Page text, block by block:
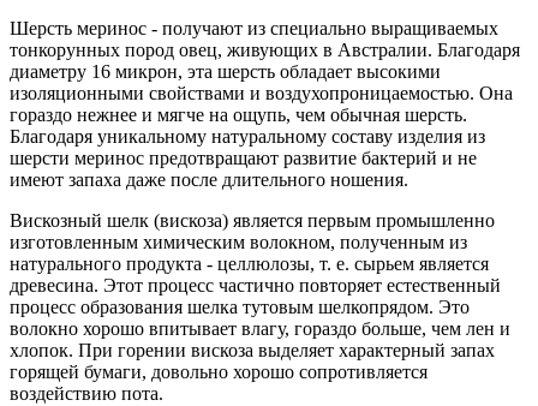
Шерсть меринос - получают из специально выращиваемых
тонкорунных пород овец, живующих в Австралии. Благодаря
диаметру 16 микрон, эта шерсть обладает высокими
изоляционными свойствами и воздухопроницаемостью. Она
гораздо нежнее и мягче на ощупь, чем обычная шерсть.
Благодаря уникальному натуральному составу изделия из
шерсти меринос предотвращают развитие бактерий и не
имеют запаха даже после длительного ношения.
Вискозный шелк (вискоза) является первым промышленно
изготовленным химическим волокном, полученным из
натурального продукта - целлюлозы, т. е. сырьем является
древесина. Этот процесс частично повторяет естественный
процесс образования шелка тутовым шелкопрядом. Это
волокно хорошо впитывает влагу, гораздо больше, чем лен и
хлопок. При горении вискоза выделяет характерный запах
горящей бумаги, довольно хорошо сопротивляется
воздействию пота.